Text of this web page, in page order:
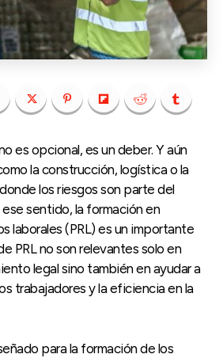
es opcional, es un deber. Y aún
la construcción, logística o la
los riesgos son parte del
sentido, la formación en
laborales (PRL) es un importante
PRL no son relevantes solo en
legal sino también en ayudar a
trabajadores y la eficiencia en la
para la formación de los